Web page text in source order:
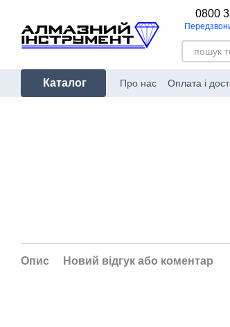
0800
Каталог Про нас Оплата і
Опис Новий відгук або коментар